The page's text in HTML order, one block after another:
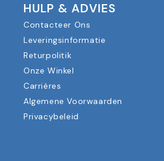
HULP & ADVIES
Contacteer Ons
Leveringsinformatie
Returpolitik
Onze Winkel
Carrières
Algemene Voorwaarden
Privacybeleid